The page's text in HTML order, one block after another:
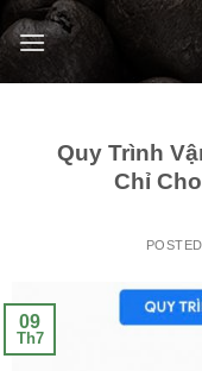
Skip
to
Quy Trình
Chỉ
09
Th7